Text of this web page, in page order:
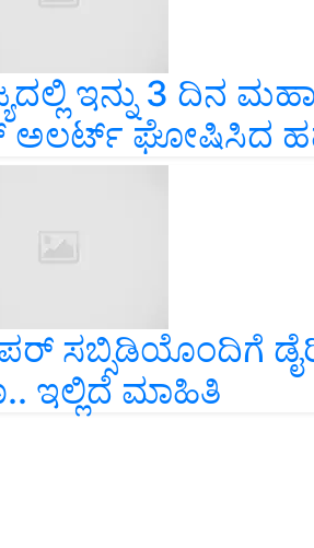
ಇನ್ನು 3 ದಿನ
ಅಲರ್ಟ್‌ ಘೋಷಿಸಿದ
ಸಬ್ಸಿಡಿಯೊಂದಿಗೆ
ಇಲ್ಲಿದೆ ಮಾಹಿತಿ